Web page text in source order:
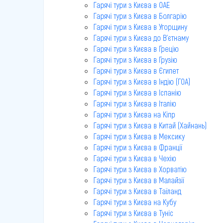
Гарячі тури з Києва в ОАЕ
Гарячі тури з Києва в Болгарію
Гарячі тури з Києва в Угорщину
Гарячі тури з Києва до В'єтнаму
Гарячі тури з Києва в Грецію
Гарячі тури з Києва в Грузію
Гарячі тури з Києва в Єгипет
Гарячі тури з Києва в Індію (ГОА)
Гарячі тури з Києва в Іспанію
Гарячі тури з Києва в Італію
Гарячі тури з Києва на Кіпр
Гарячі тури з Києва в Китай (Хайнань)
Гарячі тури з Києва в Мексику
Гарячі тури з Києва в Франції
Гарячі тури з Києва в Чехію
Гарячі тури з Києва в Хорватію
Гарячі тури з Києва в Малайзії
Гарячі тури з Києва в Таїланд
Гарячі тури з Києва на Кубу
Гарячі тури з Києва в Туніс